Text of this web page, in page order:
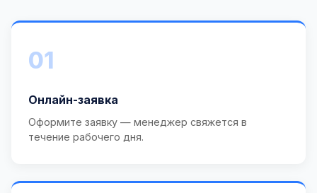
01
Онлайн-заявка
Оформите заявку — менеджер свяжется в
течение рабочего дня.